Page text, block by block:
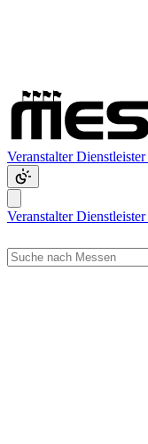
VeranstalterDienstleister
VeranstalterDienstleister